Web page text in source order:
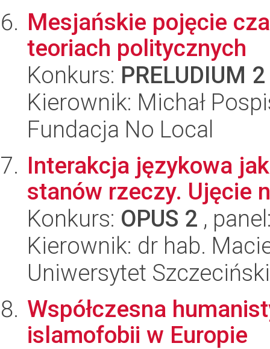
Mesjańskie pojęcie
teoriach politycznych
Konkurs: PRELUDIUM 2
Kierownik: Michał
Fundacja No Local
Interakcja językowa
stanów rzeczy. Ujęcie
Konkurs: OPUS 2 ,
Kierownik: dr hab.
Uniwersytet
Współczesna
islamofobii w Europie